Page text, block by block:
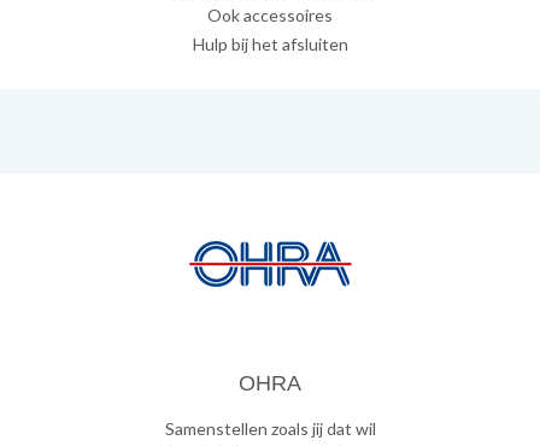
Ook accessoires
Hulp bij het afsluiten
OHRA
Samenstellen zoals jij dat wil